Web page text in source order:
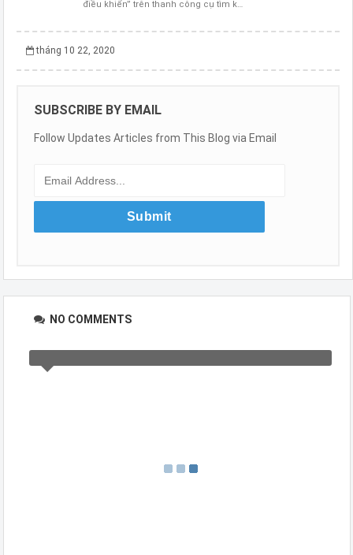
điều khiển” trên thanh công cụ tìm k…
tháng 10 22, 2020
SUBSCRIBE BY EMAIL
Follow Updates Articles from This Blog via Email
NO COMMENTS